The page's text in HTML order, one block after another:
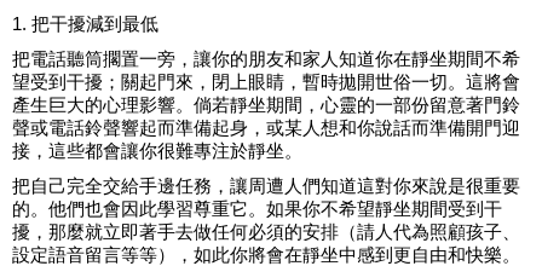
1. 把干擾減到最低
把電話聽筒擱置一旁，讓你的朋友和家人知道你在靜坐期間不希
望受到干擾；關起門來，閉上眼睛，暫時拋開世俗一切。這將會
產生巨大的心理影響。倘若靜坐期間，心靈的一部份留意著門鈴
聲或電話鈴聲響起而準備起身，或某人想和你說話而準備開門迎
接，這些都會讓你很難專注於靜坐。
把自己完全交給手邊任務，讓周遭人們知道這對你來說是很重要
的。他們也會因此學習尊重它。如果你不希望靜坐期間受到干
擾，那麼就立即著手去做任何必須的安排（請人代為照顧孩子、
設定語音留言等等），如此你將會在靜坐中感到更自由和快樂。